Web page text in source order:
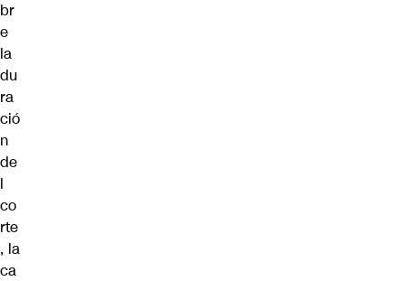
br
e
la
du
ra
ció
n
de
l
co
rte
, la
ca